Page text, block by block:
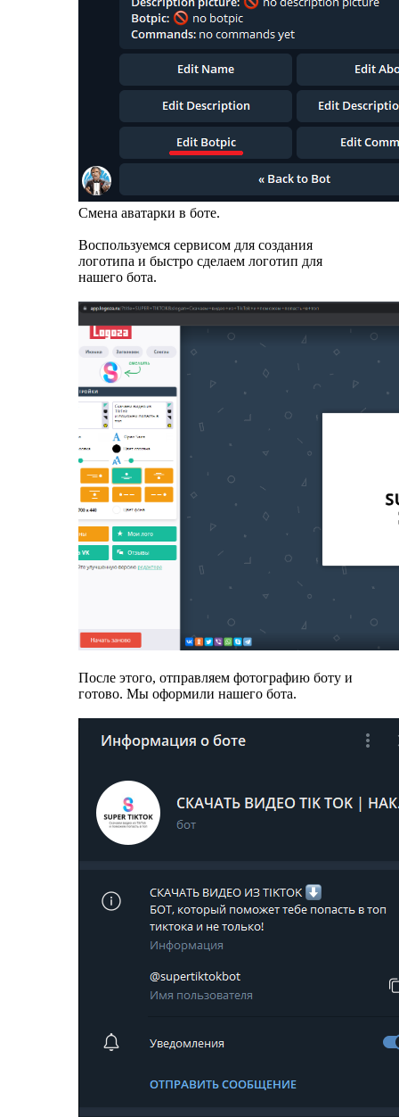
Смена аватарки в боте.
Воспользуемся сервисом для создания
логотипа и быстро сделаем логотип для
нашего бота.
После этого, отправляем фотографию боту и
готово. Мы оформили нашего бота.